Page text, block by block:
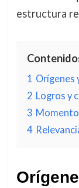
estructura
1 Orígenes
2 Logros y
3
4